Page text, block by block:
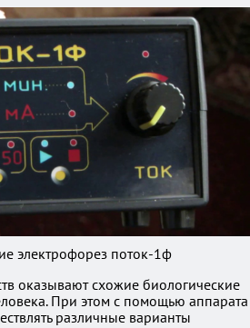
электрофорез поток-1ф
оказывают схожие биологические
При этом с помощью аппарата
различные варианты